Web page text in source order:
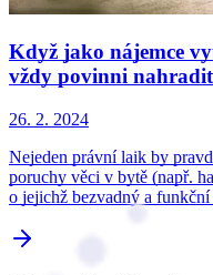
Když jako nájemce
vždy povinni
26. 2. 2024
Nejeden právní laik by
poruchy věci v bytě (např.
o jejichž bezvadný a